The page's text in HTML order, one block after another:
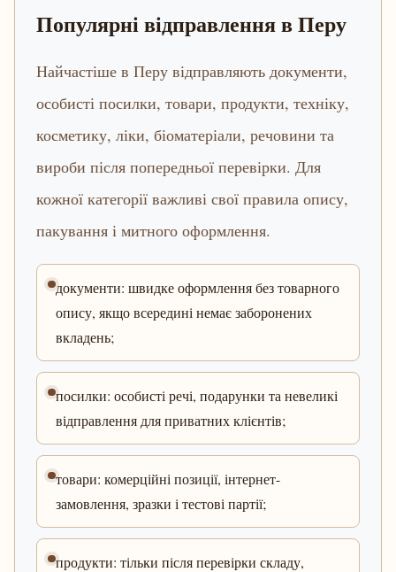
Популярні відправлення в Перу
Найчастіше в Перу відправляють документи,
особисті посилки, товари, продукти, техніку,
косметику, ліки, біоматеріали, речовини та
вироби після попередньої перевірки. Для
кожної категорії важливі свої правила опису,
пакування і митного оформлення.
документи: швидке оформлення без товарного
опису, якщо всередині немає заборонених
вкладень;
посилки: особисті речі, подарунки та невеликі
відправлення для приватних клієнтів;
товари: комерційні позиції, інтернет-
замовлення, зразки і тестові партії;
продукти: тільки після перевірки складу,